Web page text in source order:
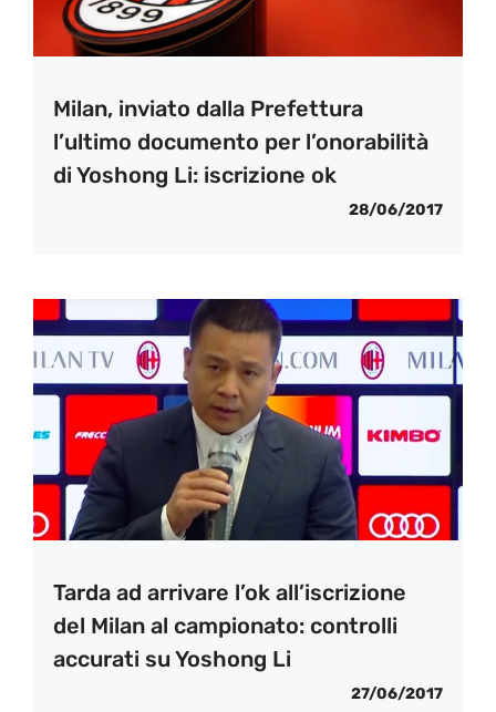
Milan, inviato dalla Prefettura
l’ultimo documento per l’onorabilità
di Yoshong Li: iscrizione ok
28/06/2017
Tarda ad arrivare l’ok all’iscrizione
del Milan al campionato: controlli
accurati su Yoshong Li
27/06/2017